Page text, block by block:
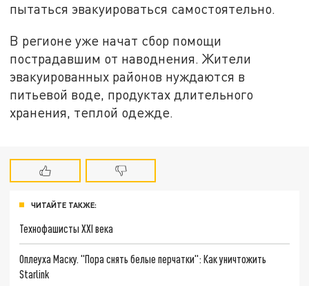
пытаться эвакуироваться самостоятельно.
В регионе уже начат сбор помощи
пострадавшим от наводнения. Жители
эвакуированных районов нуждаются в
питьевой воде, продуктах длительного
хранения, теплой одежде.
ЧИТАЙТЕ ТАКЖЕ:
Технофашисты XXI века
Оплеуха Маску. "Пора снять белые перчатки": Как уничтожить
Starlink